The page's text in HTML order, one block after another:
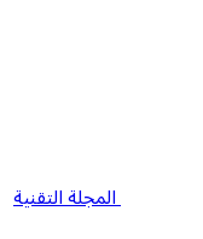
المجلة التقنية